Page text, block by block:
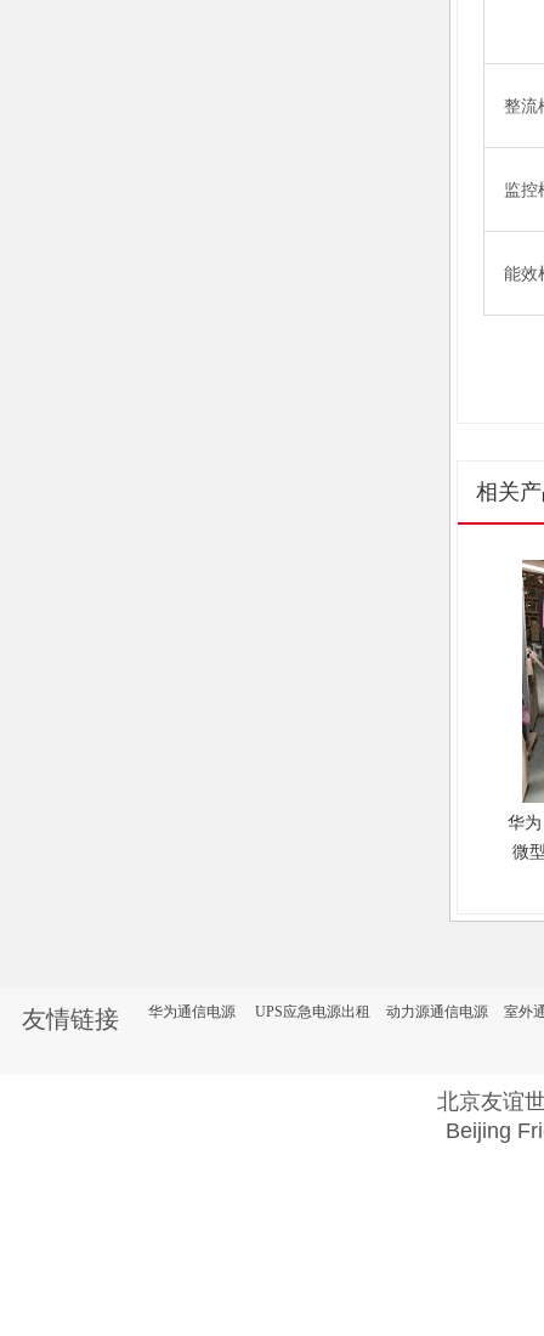
整流
监控
能效
相关
华为
微
友情链接 华为通信电源 室外
动力源通信电源
UPS应急电源出租
北京友谊
Beijing